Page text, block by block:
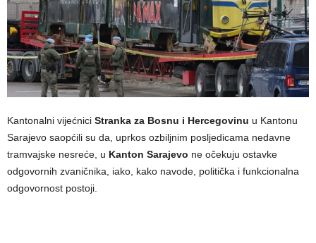
Kantonalni vijećnici Stranka za Bosnu i Hercegovinu u Kantonu
Sarajevo saopćili su da, uprkos ozbiljnim posljedicama nedavne
tramvajske nesreće, u Kanton Sarajevo ne očekuju ostavke
odgovornih zvaničnika, iako, kako navode, politička i funkcionalna
odgovornost postoji.